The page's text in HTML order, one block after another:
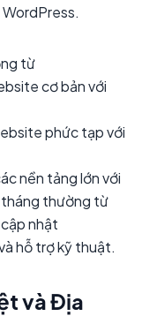
từ
cơ bản với
phức tạp với
nền tảng lớn với
tháng thường từ
nhật
hỗ trợ kỹ thuật.
và Địa